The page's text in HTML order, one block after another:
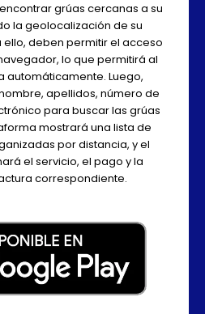
grúas cercanas a su
la geolocalización de su
ello, deben permitir el acceso
lo que permitirá al
automáticamente. Luego,
apellidos, número de
para buscar las grúas
mostrará una lista de
por distancia, y el
el servicio, el pago y la
correspondiente.